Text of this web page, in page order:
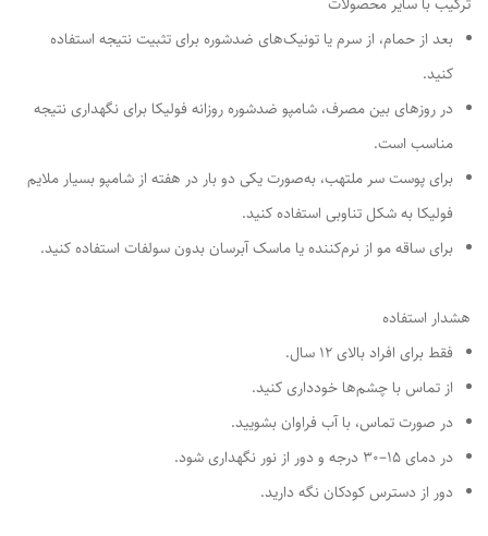
بعد از حمام، از سرم یا تونیک‌های ضدشوره برای تثبیت نتیجه استفاده
کنید.
در روزهای بین مصرف، شامپو ضدشوره روزانه فولیکا برای نگهداری نتیجه
مناسب است.
برای پوست سر ملتهب، به‌صورت یکی دو بار در هفته از شامپو بسیار ملایم
فولیکا به شکل تناوبی استفاده کنید.
برای ساقه مو از نرم‌کننده یا ماسک آبرسان بدون سولفات استفاده کنید.
هشدار استفاده
فقط برای افراد بالای 12 سال.
از تماس با چشم‌ها خودداری کنید.
در صورت تماس، با آب فراوان بشویید.
در دمای 15–30 درجه و دور از نور نگهداری شود.
دور از دسترس کودکان نگه دارید.